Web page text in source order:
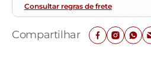
Consultar regras de frete
Compartilhar